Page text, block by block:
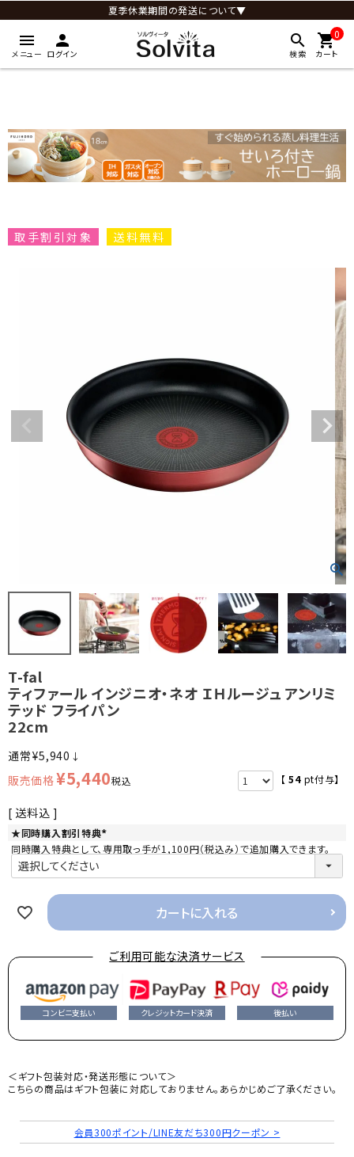
夏季休業期間の発送について▼
menu
メニュー
person
ログイン
search
検索
0
shopping_cart
カート
取手割引対象 送料無料
T-fal
ティファール インジニオ・ネオ ＩＨルージュ アンリミ
テッド フライパン
22cm
¥5,940 ↓
¥5,440税込 【 54 pt付与】
送料込
★同時購入割引特典
(
必
同時購入特典として、専用取っ手が1,100円（税込み）で追加購入できます。
カートに入れる
ご利用可能な決済サービス
コンビニ支払い クレジットカード決済 後払い
＜ギフト包装対応・発送形態について＞
こちらの商品はギフト包装に対応しておりません。あらかじめご了承ください。
会員300ポイント/LINE友だち300円クーポン >